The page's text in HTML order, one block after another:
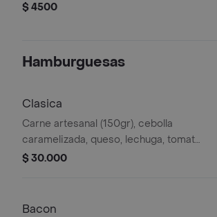
$ 4500
Hamburguesas
Clasica
Carne artesanal (150gr), cebolla
caramelizada, queso, lechuga, tomate,
salsa crema leña.
$ 30.000
Bacon